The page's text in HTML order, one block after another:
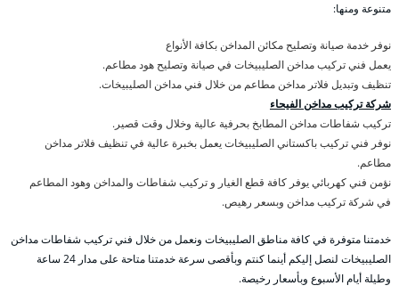
متنوعة ومنها:
نوفر خدمة صيانة وتصليح مكائن المداخن بكافة الأنواع
يعمل فني تركيب مداخن الصليبيخات في صيانة وتصليح هود مطاعم.
تنظيف وتبديل فلاتر مداخن مطاعم من خلال فني مداخن الصليبيخات.
شركة تركيب مداخن الفيحاء
تركيب شفاطات مداخن المطابخ بحرفية عالية وخلال وقت قصير.
نوفر فني تركيب باكستاني الصليبيخات يعمل بخبرة عالية في تنظيف فلاتر مداخن
مطاعم.
نؤمن فني كهربائي يوفر كافة قطع الغيار و تركيب شفاطات والمداخن وهود المطاعم
في شركة تركيب مداخن وبسعر رهيص.
خدمتنا متوفرة في كافة مناطق الصليبيخات ونعمل من خلال فني تركيب شفاطات مداخن
الصليبيخات لنصل إليكم أينما كنتم وبأقصى سرعة خدمتنا متاحة على مدار 24 ساعة
وطيلة أيام الأسبوع وبأسعار رخيصة.